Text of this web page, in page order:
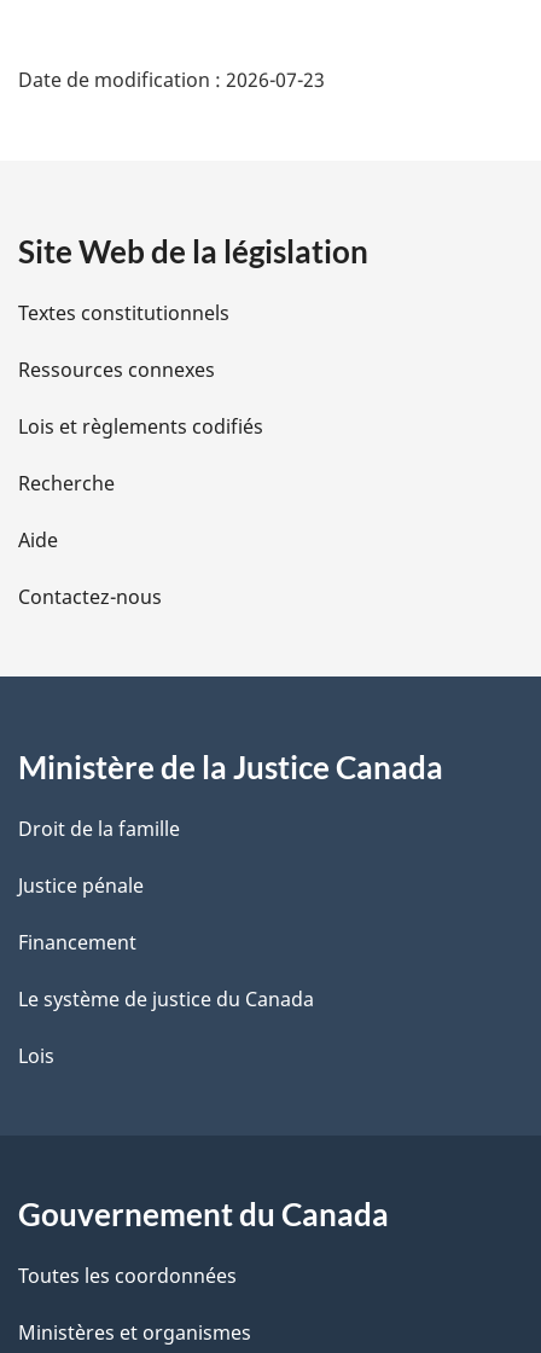
:
é
i
l
s
d
e
l
a
e
Date de modification : 2026-07-23
Site Web de la législation
Textes constitutionnels
Ressources connexes
Lois et règlements codifiés
Recherche
Aide
Contactez-nous
Ministère de la Justice Canada
Droit de la famille
Justice pénale
Financement
Le système de justice du Canada
Lois
Gouvernement du Canada
Toutes les coordonnées
Ministères et organismes